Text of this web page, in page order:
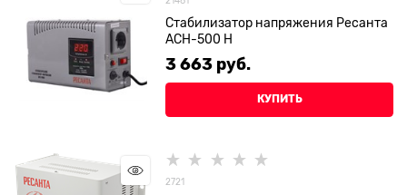
Стабилизатор напряжения Ресанта
АСН-500 Н
3 663 руб.
КУПИТЬ
2721